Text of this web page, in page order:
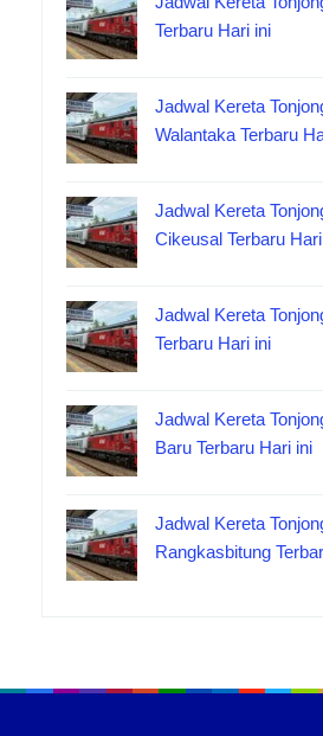
Terbaru Hari ini
Jadwal Kereta
Walantaka Terbaru
Jadwal Kereta
Cikeusal Terbaru
Jadwal Kereta
Terbaru Hari ini
Jadwal Kereta
Baru Terbaru Hari ini
Jadwal Kereta
Rangkasbitung